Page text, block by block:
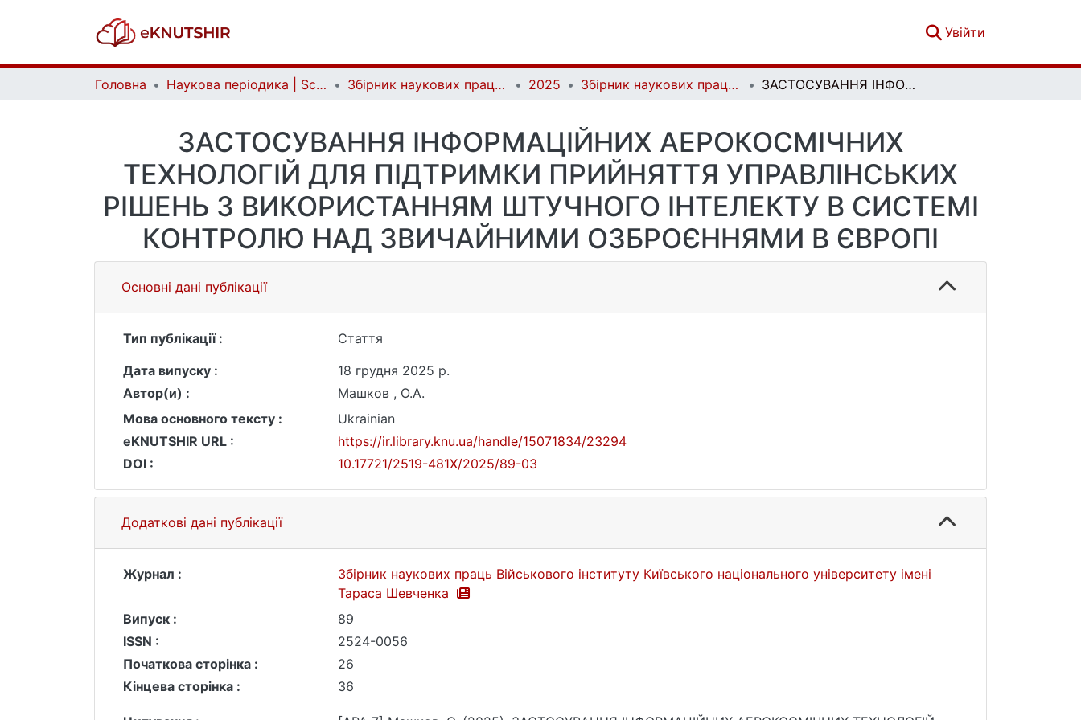
Увійти
Головна Наукова періодика | Scientific periodicals Збірник наукових праць Військового інституту Київського національного університету імені Тараса Шевченка | Collection of Scientific Studies of the Military Institute of Taras Shevchenko National University of Kyiv 2025 Збірник наукових праць Військового інституту Київського національного університету імені Тараса Шевченка. Вип. 89 ЗАСТОСУВАННЯ ІНФОРМАЦІЙНИХ АЕРОКОСМІЧНИХ ТЕХНОЛОГІЙ ДЛЯ ПІДТРИМКИ ПРИЙНЯТТЯ УПРАВЛІНСЬКИХ РІШЕНЬ З ВИКОРИСТАННЯМ ШТУЧНОГО ІНТЕЛЕКТУ В СИСТЕМІ КОНТРОЛЮ НАД ЗВИЧАЙНИМИ ОЗБРОЄННЯМИ В ЄВРОПІ
ЗАСТОСУВАННЯ ІНФОРМАЦІЙНИХ АЕРОКОСМІЧНИХ
ТЕХНОЛОГІЙ ДЛЯ ПІДТРИМКИ ПРИЙНЯТТЯ УПРАВЛІНСЬКИХ
РІШЕНЬ З ВИКОРИСТАННЯМ ШТУЧНОГО ІНТЕЛЕКТУ В СИСТЕМІ
КОНТРОЛЮ НАД ЗВИЧАЙНИМИ ОЗБРОЄННЯМИ В ЄВРОПІ
Основні дані публікації
Тип публікації :
Стаття
Дата випуску :
18 грудня 2025 р.
Автор(и) :
Машков , О.А.
Мова основного тексту :
Ukrainian
eKNUTSHIR URL :
https://ir.library.knu.ua/handle/15071834/23294
DOI :
10.17721/2519-481X/2025/89-03
Додаткові дані публікації
Журнал :
Збірник наукових праць Військового інституту Київського національного університету імені
Тараса Шевченка
Випуск :
89
ISSN :
2524-0056
Початкова сторінка :
26
Кінцева сторінка :
36